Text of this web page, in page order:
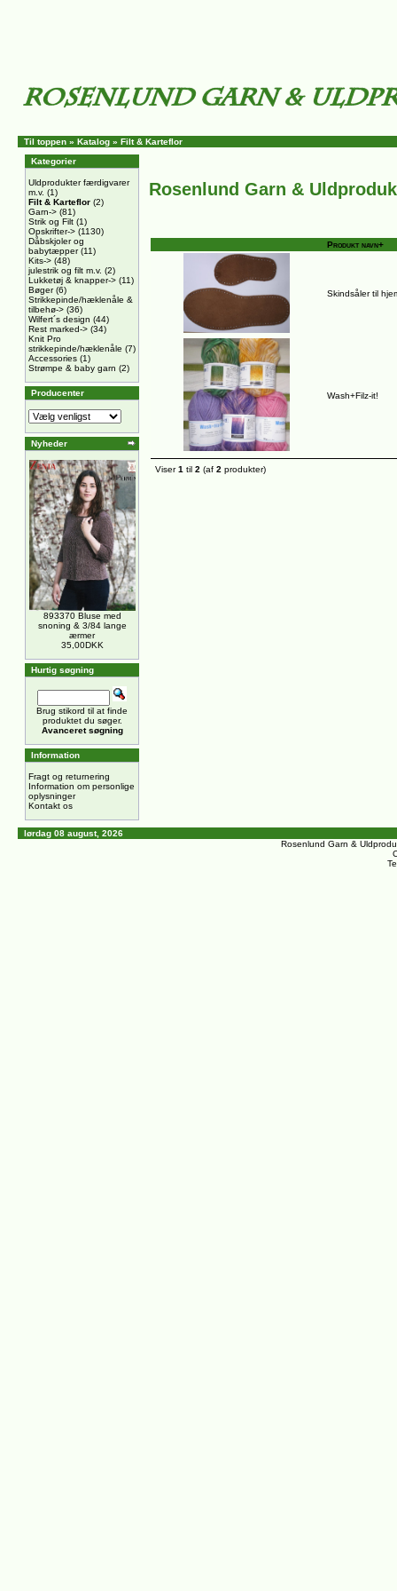
Til toppen » Katalog » Filt & Karteflor
Kategorier
Uldprodukter færdigvarer
m.v. (1)
Filt & Karteflor (2)
Garn-> (81)
Strik og Filt (1)
Opskrifter-> (1130)
Dåbskjoler og
babytæpper(11)
Kits-> (48)
julestrik og filt m.v. (2)
Lukketøj & knapper-> (11)
Bøger(6)
Strikkepinde/hæklenåle &
tilbehø-> (36)
Wilfert´s design (44)
Rest marked-> (34)
Knit Pro
strikkepinde/hæklenåle (7)
Accessories (1)
Strømpe & baby garn (2)
Producenter
Nyheder
893370 Bluse med
snoning & 3/84 lange
ærmer
35,00DKK
Hurtig søgning
Brug stikord til at finde
produktet du søger.
Avanceret søgning
Information
Fragt og returnering
Information om personlige
oplysninger
Kontakt os
Rosenlund Garn &
Produkt navn+
Skindsåler til
Wash+Filz-it!
Viser1 til 2 (af 2 produkter)
lørdag 08 august, 2026
Rosenlund Garn &